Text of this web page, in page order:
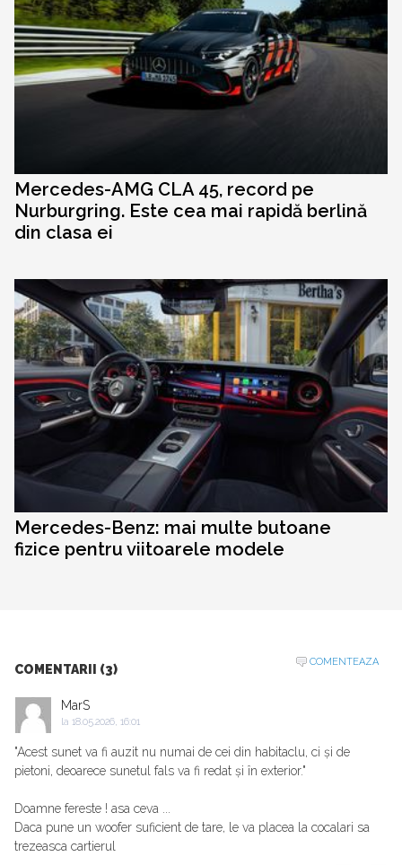
Mercedes-AMG CLA 45, record pe
Nurburgring. Este cea mai rapidă berlină
din clasa ei
Mercedes-Benz: mai multe butoane
fizice pentru viitoarele modele
COMENTARII (3)
COMENTEAZA
MarS
la 18.05.2026, 16:01
"Acest sunet va fi auzit nu numai de cei din habitaclu, ci și de
pietoni, deoarece sunetul fals va fi redat și în exterior."
Doamne fereste ! asa ceva ...
Daca pune un woofer suficient de tare, le va placea la cocalari sa
trezeasca cartierul